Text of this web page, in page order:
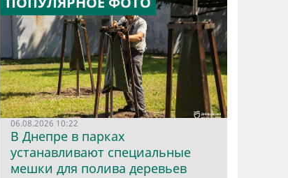
06.08.2026 10:22
В Днепре в парках
устанавливают специальные
мешки для полива деревьев